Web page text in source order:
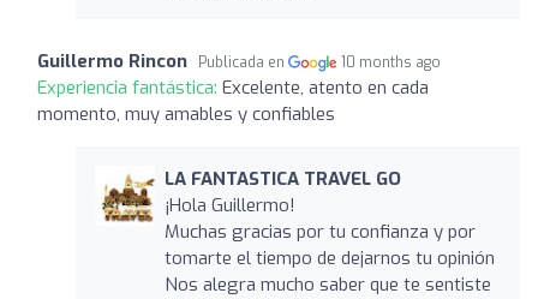
Guillermo Rincon Publicada en 10 months ago
Experiencia fantástica: Excelente, atento en cada
momento, muy amables y confiables
LA FANTASTICA TRAVEL GO
¡Hola Guillermo!
Muchas gracias por tu confianza y por
tomarte el tiempo de dejarnos tu opinión
Nos alegra mucho saber que te sentiste